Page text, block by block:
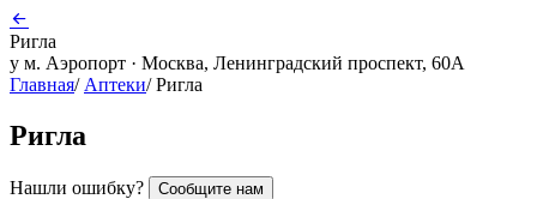
Ригла
у м. Аэропорт · Москва, Ленинградский проспект, 60А
Главная/ Аптеки/ Ригла
Ригла
Нашли ошибку? Сообщите нам